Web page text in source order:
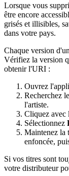
Lorsque vous
être encore
grisés et illisibles,
dans votre pays.
Chaque version
Vérifiez la version
obtenir l'URI :
Ouvrez
Recherchez
l'artiste.
Cliquez avec
Sélectionnez
Maintenez la
enfoncée,
Si vos titres sont
votre distributeur